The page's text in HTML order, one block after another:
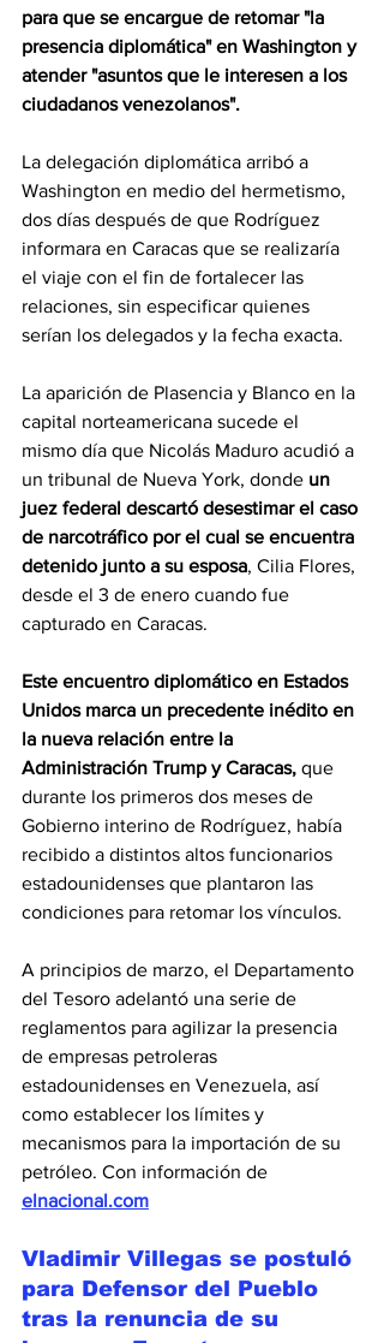
para que se encargue de retomar "la
presencia diplomática" en Washington y
atender "asuntos que le interesen a los
ciudadanos venezolanos".
La delegación diplomática arribó a
Washington en medio del hermetismo,
dos días después de que Rodríguez
informara en Caracas que se realizaría
el viaje con el fin de fortalecer las
relaciones, sin especificar quienes
serían los delegados y la fecha exacta.
La aparición de Plasencia y Blanco en la
capital norteamericana sucede el
mismo día que Nicolás Maduro acudió a
un tribunal de Nueva York, donde un
juez federal descartó desestimar el caso
de narcotráfico por el cual se encuentra
detenido junto a su esposa, Cilia Flores,
desde el 3 de enero cuando fue
capturado en Caracas.
Este encuentro diplomático en Estados
Unidos marca un precedente inédito en
la nueva relación entre la
Administración Trump y Caracas, que
durante los primeros dos meses de
Gobierno interino de Rodríguez, había
recibido a distintos altos funcionarios
estadounidenses que plantaron las
condiciones para retomar los vínculos.
A principios de marzo, el Departamento
del Tesoro adelantó una serie de
reglamentos para agilizar la presencia
de empresas petroleras
estadounidenses en Venezuela, así
como establecer los límites y
mecanismos para la importación de su
petróleo. Con información de
elnacional.com
Vladimir Villegas se postuló
para Defensor del Pueblo
tras la renuncia de su